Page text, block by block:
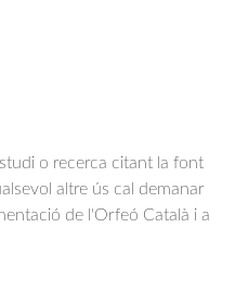
o recerca citant la font
altre ús cal demanar
de l'Orfeó Català i a